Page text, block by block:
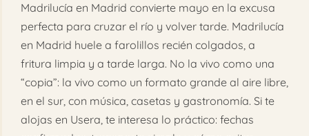
Madrilucía en Madrid convierte mayo en la excusa
perfecta para cruzar el río y volver tarde. Madrilucía
en Madrid huele a farolillos recién colgados, a
fritura limpia y a tarde larga. No la vivo como una
“copia”: la vivo como un formato grande al aire libre,
en el sur, con música, casetas y gastronomía. Si te
alojas en Usera, te interesa lo práctico: fechas